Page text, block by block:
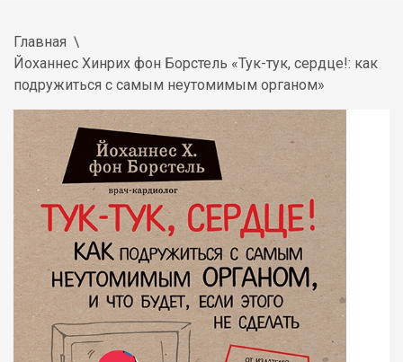
Главная
Йоханнес Хинрих фон Борстель «Тук-тук, сердце!: как
подружиться с самым неутомимым органом»